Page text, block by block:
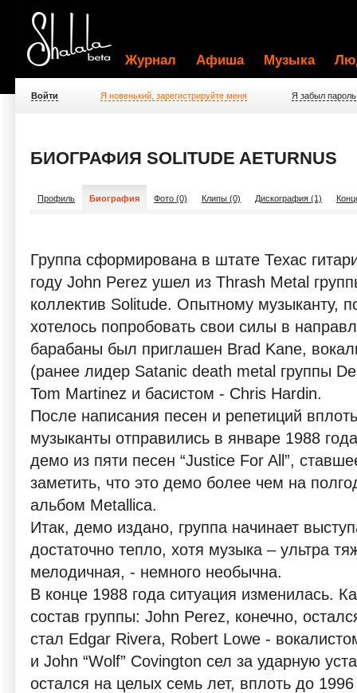
Журнал Афиша Музыка
Войти Я новенький, зарегистрируйте меня Я забыл пароль
БИОГРАФИЯ SOLITUDE AETURNUS
Профиль Биография Фото (0) Клипы (0) Дискография (1)
Группа сформирована в штате Техас
году John Perez ушел из Thrash Metal
коллектив Solitude. Опытному музыканту,
хотелось попробовать свои силы в
барабаны был приглашен Brad Kane,
(ранее лидер Satanic death metal группы
Tom Martinez и басистом - Chris Hardin.
После написания песен и репетиций
музыканты отправились в январе 1988
демо из пяти песен “Justice For All”,
заметить, что это демо более чем на
альбом Metallica.
Итак, демо издано, группа начинает
достаточно тепло, хотя музыка – ультра
мелодичная, - немного необычна.
В конце 1988 года ситуация изменилась.
состав группы: John Perez, конечно,
стал Edgar Rivera, Robert Lowe -
и John “Wolf” Covington сел за ударную
остался на целых семь лет, вплоть до